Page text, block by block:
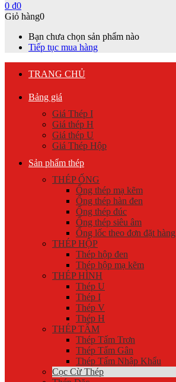
0 ₫0
Giỏ hàng0
Bạn chưa chọn sản phẩm nào
Tiếp tục mua hàng
TRANG CHỦ
Bảng giá
Giá Thép I
Giá thép H
Giá thép U
Giá Thép Hộp
Sản phẩm thép
THÉP ỐNG
Ống thép mạ kẽm
Ống thép hàn đen
Ống thép đúc
Ống thép siêu âm
Ống lốc theo đơn đặt hàng
THÉP HỘP
Thép hộp đen
Thép hộp mạ kẽm
THÉP HÌNH
Thép U
Thép I
Thép V
Thép H
THÉP TẤM
Thép Tấm Trơn
Thép Tấm Gân
Thép Tấm Nhập Khẩu
Cọc Cừ Thép